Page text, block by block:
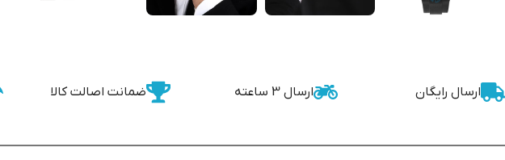
ارسال رایگان ارسال 3 ساعته ضمانت اصالت کالا